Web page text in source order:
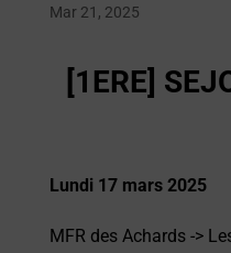
Mar 21, 2025
[1ERE]
Lundi 17 mars 2025
MFR des Achards ->